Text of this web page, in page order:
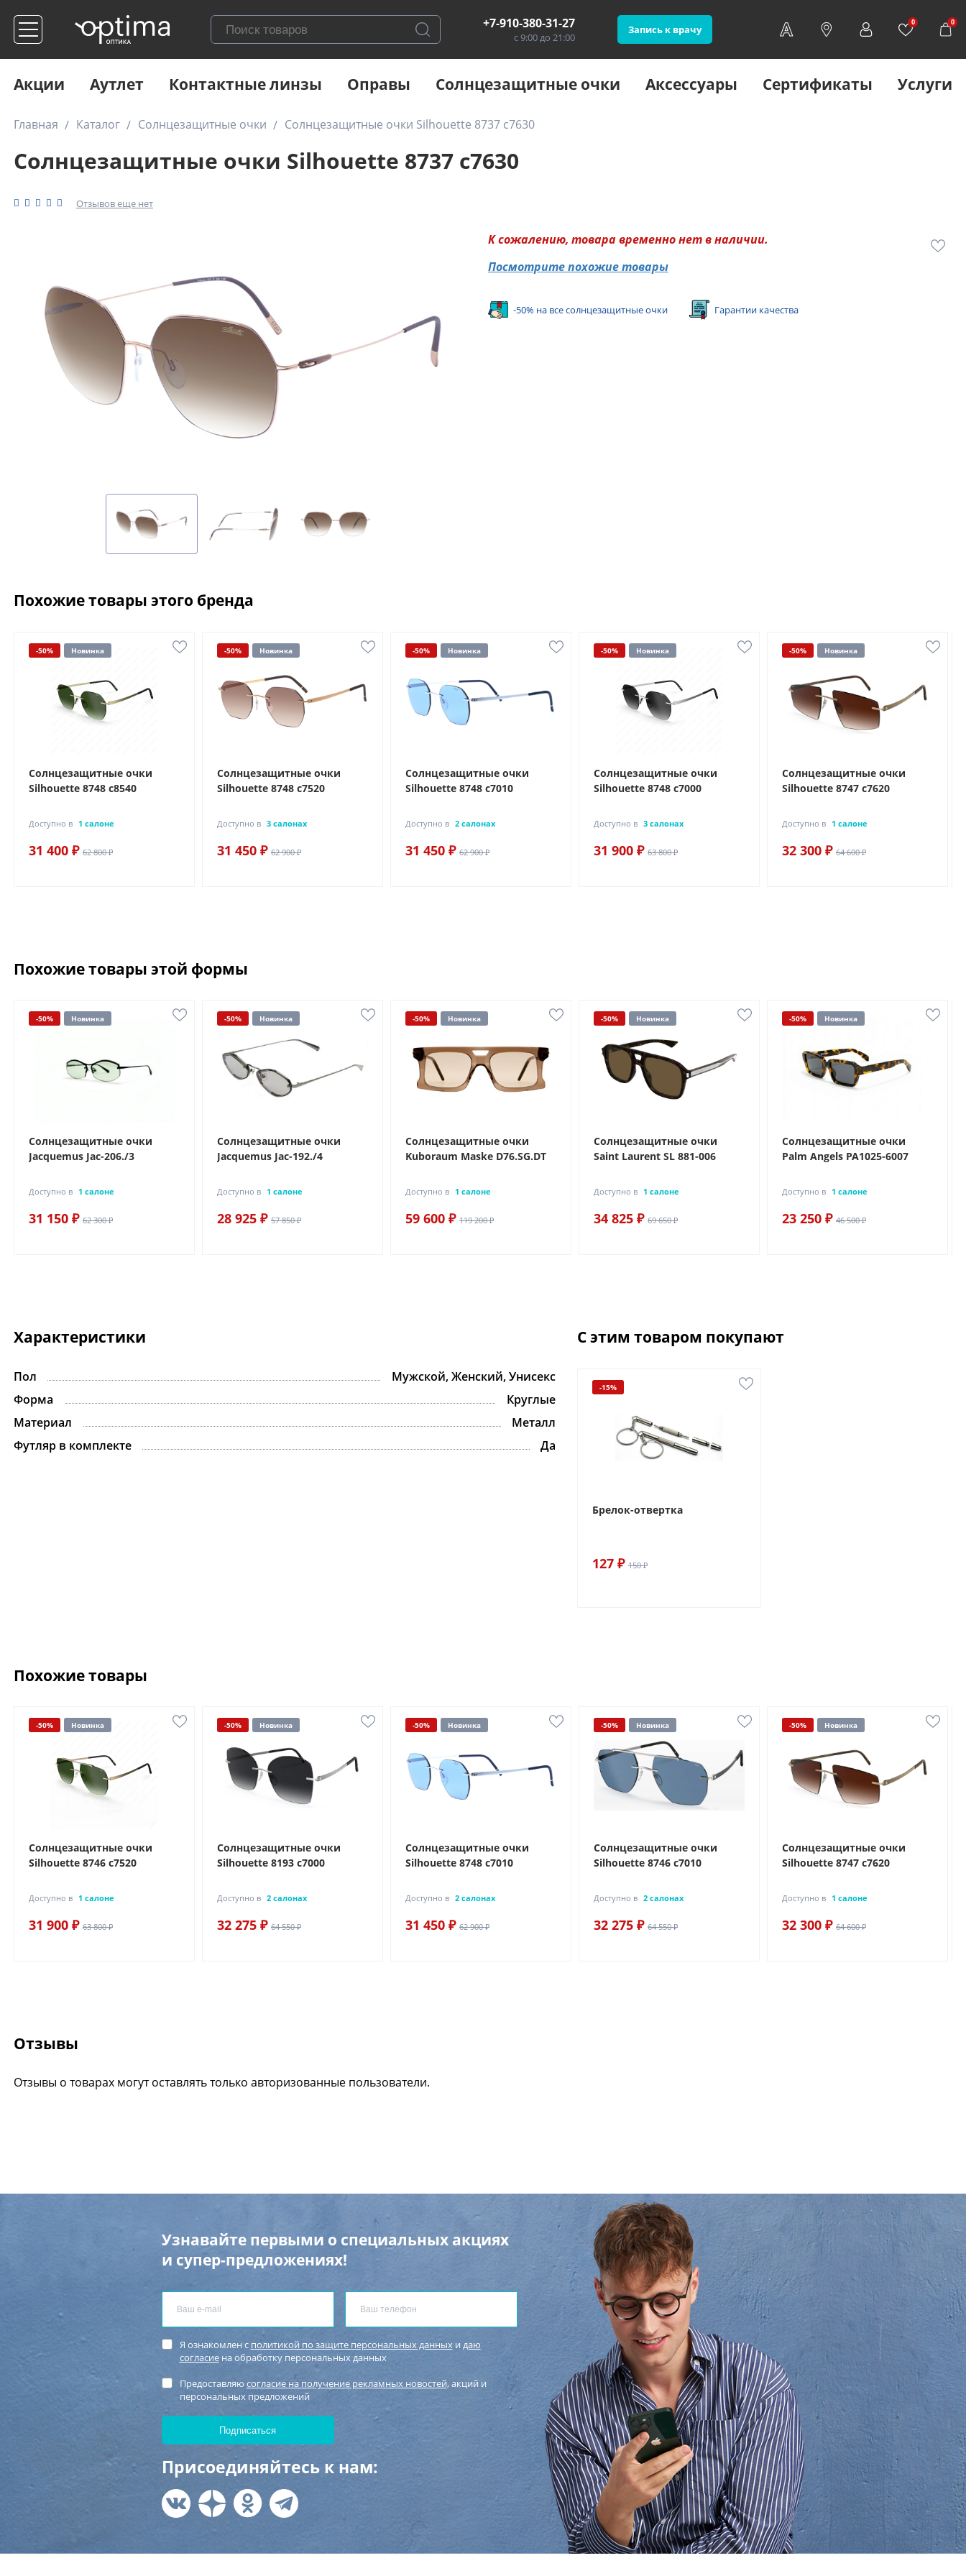
+7-910-380-31-27
с 9:00 до 21:00
Запись к врачу
0 0
Акции Аутлет Контактные линзы Оправы Солнцезащитные очки Аксессуары Сертификаты Услуги
Главная Каталог Солнцезащитные очки Солнцезащитные очки Silhouette 8737 c7630
Солнцезащитные очки Silhouette 8737 c7630
Отзывов еще нет
К сожалению, товара временно нет в наличии.
Посмотрите похожие товары
-50% на все солнцезащитные очки Гарантии качества
Похожие товары этого бренда
-50% Новинка
Солнцезащитные очки
Silhouette 8748 с8540
Доступно в 1 салоне
31 400 ₽ 62 800 ₽
-50% Новинка
Солнцезащитные очки
Silhouette 8748 с7520
Доступно в 3 салонах
31 450 ₽ 62 900 ₽
-50% Новинка
Солнцезащитные очки
Silhouette 8748 с7010
Доступно в 2 салонах
31 450 ₽ 62 900 ₽
-50% Новинка
Солнцезащитные очки
Silhouette 8748 с7000
Доступно в 3 салонах
31 900 ₽ 63 800 ₽
-50% Новинка
Солнцезащитные очки
Silhouette 8747 с7620
Доступно в 1 салоне
32 300 ₽ 64 600 ₽
Похожие товары этой формы
-50% Новинка
Солнцезащитные очки
Jacquemus Jac-206./3
Доступно в 1 салоне
31 150 ₽ 62 300 ₽
-50% Новинка
Солнцезащитные очки
Jacquemus Jac-192./4
Доступно в 1 салоне
28 925 ₽ 57 850 ₽
-50% Новинка
Солнцезащитные очки
Kuboraum Maske D76.SG.DT
Доступно в 1 салоне
59 600 ₽ 119 200 ₽
-50% Новинка
Солнцезащитные очки
Saint Laurent SL 881-006
Доступно в 1 салоне
34 825 ₽ 69 650 ₽
-50% Новинка
Солнцезащитные очки
Palm Angels PA1025-6007
Доступно в 1 салоне
23 250 ₽ 46 500 ₽
Характеристики
Пол
Мужской, Женский, Унисекс
Форма
Круглые
Материал
Металл
Футляр в комплекте
Да
С этим товаром покупают
-15%
Брелок-отвертка
127 ₽ 150 ₽
Похожие товары
-50% Новинка
Солнцезащитные очки
Silhouette 8746 с7520
Доступно в 1 салоне
31 900 ₽ 63 800 ₽
-50% Новинка
Солнцезащитные очки
Silhouette 8193 с7000
Доступно в 2 салонах
32 275 ₽ 64 550 ₽
-50% Новинка
Солнцезащитные очки
Silhouette 8748 с7010
Доступно в 2 салонах
31 450 ₽ 62 900 ₽
-50% Новинка
Солнцезащитные очки
Silhouette 8746 с7010
Доступно в 2 салонах
32 275 ₽ 64 550 ₽
-50% Новинка
Солнцезащитные очки
Silhouette 8747 с7620
Доступно в 1 салоне
32 300 ₽ 64 600 ₽
Отзывы
Отзывы о товарах могут оставлять только авторизованные пользователи.
Узнавайте первыми о специальных акциях
и супер-предложениях!
Я ознакомлен с политикой по защите персональных данныхи даю
согласиена обработку персональных данных
Предоставляю согласие на получение рекламных новостей, акций и
персональных предложений
Присоединяйтесь к нам: